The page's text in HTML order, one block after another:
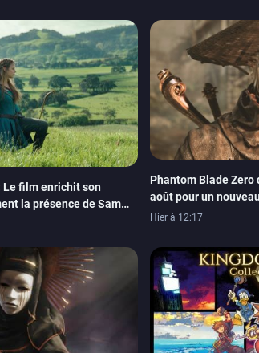
xbox
Le film enrichit son
la présence de Sam
Phantom Blade Zero
août pour un
lancement des
Hier à 12:17